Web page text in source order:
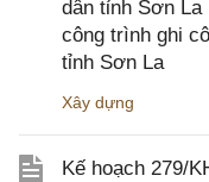
dân tỉnh Sơn La
công trình ghi
tỉnh Sơn La
Xây dựng
Kế hoạch 279/